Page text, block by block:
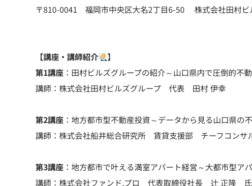
〒810-0041 福岡市中央区大名2丁目6-50 株式会社田村
【講座・講師紹介
】
第1講座 ：田村ビルズグループの紹介～山口県内で圧倒的不
講師：株式会社田村ビルズグループ 代表 田村 伊幸
第2講座 ：地方都市型不動産投資～データから見る山口県の
講師：株式会社船井総合研究所 賃貸支援部 チーフコン
第3講座 ：地方都市で叶える満室アパート経営～大都市型ア
講師：株式会社ファンド.プロ 代表取締役社長 辻 正隆 氏